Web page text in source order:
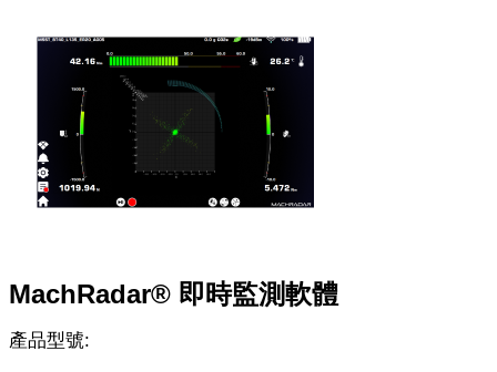
MachRadar® 即時監測軟體
產品型號: